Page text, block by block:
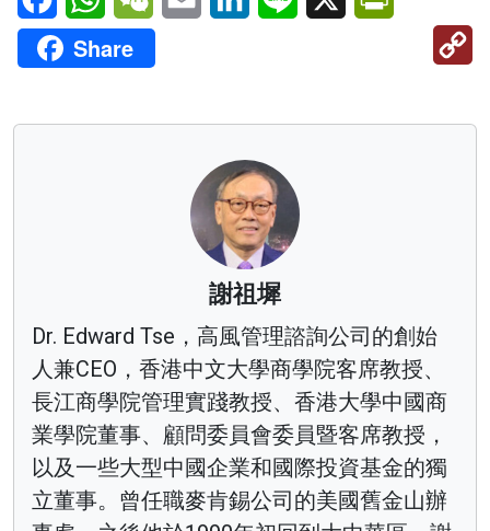
Share
謝祖墀
Dr. Edward Tse，高風管理諮詢公司的創始
人兼CEO，香港中文大學商學院客席教授、
長江商學院管理實踐教授、香港大學中國商
業學院董事、顧問委員會委員暨客席教授，
以及一些大型中國企業和國際投資基金的獨
立董事。曾任職麥肯錫公司的美國舊金山辦